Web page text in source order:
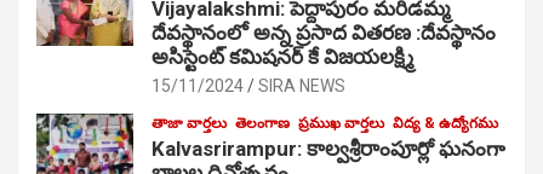
Vijayalakshmi: పెద్దాపురం మరిడమ్మ
దేవస్థానంలో అన్న ప్రసాద వితరణ :దేవస్థానం
అసిస్టెంట్ కమిషనర్ కే విజయలక్ష్మి
15/11/2024 SIRA NEWS
తాజా వార్తలు తెలంగాణ ప్రముఖ వార్తలు విద్య & ఉద్యోగము
Kalvasrirampur: కాల్వశ్రీరాంపూర్లో ఘనంగా